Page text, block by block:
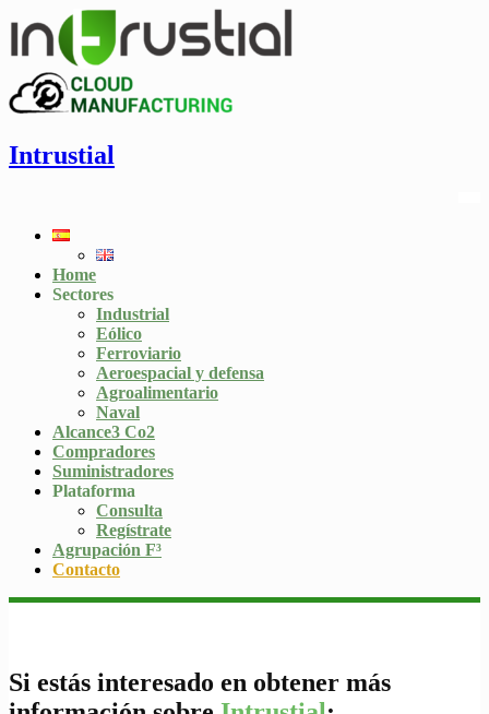
Intrustial
Home
Sectores
Industrial
Eólico
Ferroviario
Aeroespacial y defensa
Agroalimentario
Naval
Alcance3 Co2
Compradores
Suministradores
Plataforma
Consulta
Regístrate
Agrupación F³
Contacto
Si estás interesado en obtener más